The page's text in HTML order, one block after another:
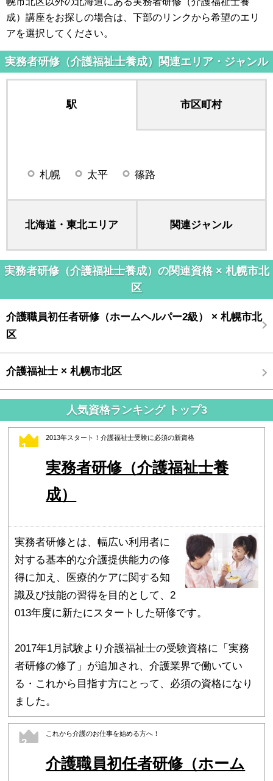
成）講座をお探しの場合は、下部のリンクから希望のエリ
アを選択してください。
実務者研修（介護福祉士養成）関連エリア・ジャンル
駅
札幌 太平 篠路
市区町村
北海道・東北エリア 関連ジャンル
実務者研修（介護福祉士養成）の関連資格 × 札幌市北
区
介護職員初任者研修（ホームヘルパー2級） × 札幌市北
区
介護福祉士 × 札幌市北区
人気資格ランキング トップ3
1
2013年スタート！介護福祉士受験に必須の新資格
実務者研修（介護福祉士養
成）
実務者研修とは、幅広い利用者に
対する基本的な介護提供能力の修
得に加え、医療的ケアに関する知
識及び技能の習得を目的として、2
013年度に新たにスタートした研修です。
2017年1月試験より介護福祉士の受験資格に「実務
者研修の修了」が追加され、介護業界で働いてい
る・これから目指す方にとって、必須の資格になり
ました。
2
これから介護のお仕事を始める方へ！
介護職員初任者研修（ホーム